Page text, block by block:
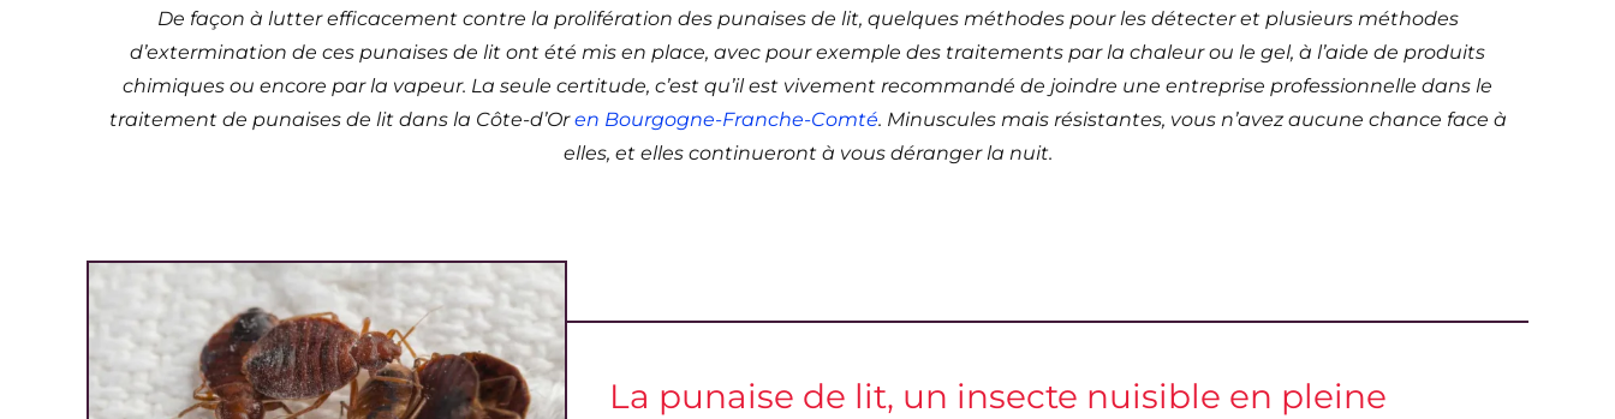
De façon à lutter efficacement contre la prolifération des punaises de lit, quelques méthodes pour les détecter et plusieurs méthodes
d’extermination de ces punaises de lit ont été mis en place, avec pour exemple des traitements par la chaleur ou le gel, à l’aide de produits
chimiques ou encore par la vapeur. La seule certitude, c’est qu’il est vivement recommandé de joindre une entreprise professionnelle dans le
traitement de punaises de lit dans la Côte-d’Oren Bourgogne-Franche-Comté. Minuscules mais résistantes, vous n’avez aucune chance face à
elles, et elles continueront à vous déranger la nuit.
La punaise de lit, un insecte nuisible en pleine